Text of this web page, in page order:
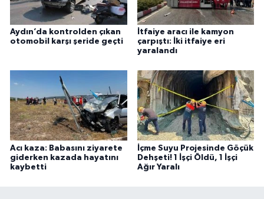
Aydın’da kontrolden çıkan
otomobil karşı şeride geçti
İtfaiye aracı ile kamyon
çarpıştı: İki itfaiye eri
yaralandı
Acı kaza: Babasını ziyarete
giderken kazada hayatını
kaybetti
İçme Suyu Projesinde Göçük
Dehşeti! 1 İşçi Öldü, 1 İşçi
Ağır Yaralı